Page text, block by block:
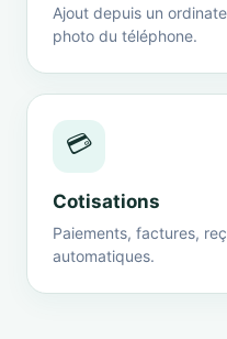
Ajout depuis un
photo du téléphone.
💳
Cotisations
Paiements, factures,
automatiques.